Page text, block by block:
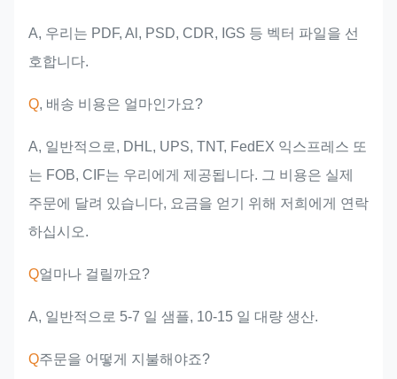
A, 우리는 PDF, Al, PSD, CDR, IGS 등 벡터 파일을 선
호합니다.
Q, 배송 비용은 얼마인가요?
A, 일반적으로, DHL, UPS, TNT, FedEX 익스프레스 또
는 FOB, CIF는 우리에게 제공됩니다. 그 비용은 실제
주문에 달려 있습니다, 요금을 얻기 위해 저희에게 연락
하십시오.
Q얼마나 걸릴까요?
A, 일반적으로 5-7 일 샘플, 10-15 일 대량 생산.
Q주문을 어떻게 지불해야죠?